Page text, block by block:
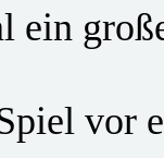
ein
vor